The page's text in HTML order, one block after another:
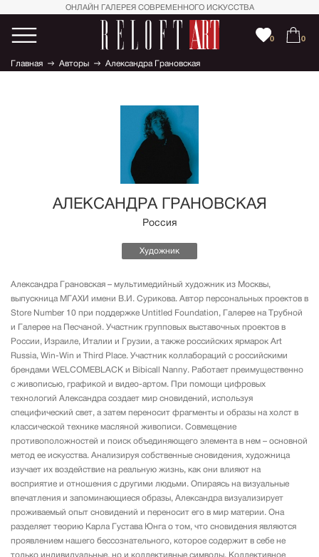
ОНЛАЙН ГАЛЕРЕЯ СОВРЕМЕННОГО ИСКУССТВА
0 0
Главная Авторы Александра Грановская
АЛЕКСАНДРА ГРАНОВСКАЯ
Россия
Художник
Александра Грановская – мультимедийный художник из Москвы,
выпускница МГАХИ имени В.И. Сурикова. Автор персональных проектов в
Store Number 10 при поддержке Untitled Foundation, Галерее на Трубной
и Галерее на Песчаной. Участник групповых выставочных проектов в
России, Израиле, Италии и Грузии, а также российских ярмарок Art
Russia, Win-Win и Third Place. Участник коллабораций с российскими
брендами WELCOMEBLACK и Bibicall Nanny. Работает преимущественно
с живописью, графикой и видео-артом. При помощи цифровых
технологий Александра создает мир сновидений, используя
специфический свет, а затем переносит фрагменты и образы на холст в
классической технике масляной живописи. Совмещение
противоположностей и поиск объединяющего элемента в нем – основной
метод ее искусства. Анализируя собственные сновидения, художница
изучает их воздействие на реальную жизнь, как они влияют на
восприятие и отношения с другими людьми. Опираясь на визуальные
впечатления и запоминающиеся образы, Александра визуализирует
проживаемый опыт сновидений и переносит его в мир материи. Она
разделяет теорию Карла Густава Юнга о том, что сновидения являются
проявлением нашего бессознательного, которое содержит в себе не
только индивидуальные, но и коллективные символы. Коллективное